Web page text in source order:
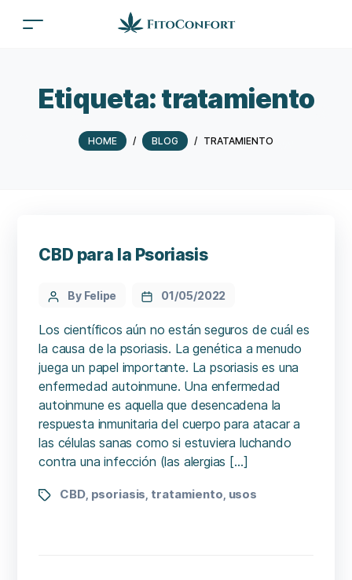
Etiqueta:tratamiento
HOME / BLOG / TRATAMIENTO
CBD para la Psoriasis
By Felipe 01/05/2022
Los científicos aún no están seguros de cuál es
la causa de la psoriasis. La genética a menudo
juega un papel importante. La psoriasis es una
enfermedad autoinmune. Una enfermedad
autoinmune es aquella que desencadena la
respuesta inmunitaria del cuerpo para atacar a
las células sanas como si estuviera luchando
contra una infección (las alergias […]
CBD, psoriasis tratamiento usos